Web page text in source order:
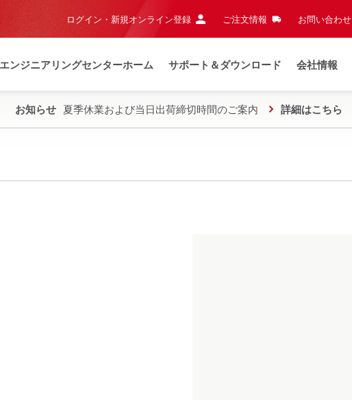
ログイン・新規オンライン登録 ご注文情報 お問い合わせ‎
エンジニアリングセンターホーム サポート＆ダウンロード 会社情報
お知らせ 夏季休業および当日出荷締切時間のご案内 詳細はこちら